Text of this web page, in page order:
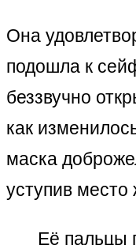
Она
подошла к
беззвучно
как
маска
уступив место
Её пальцы